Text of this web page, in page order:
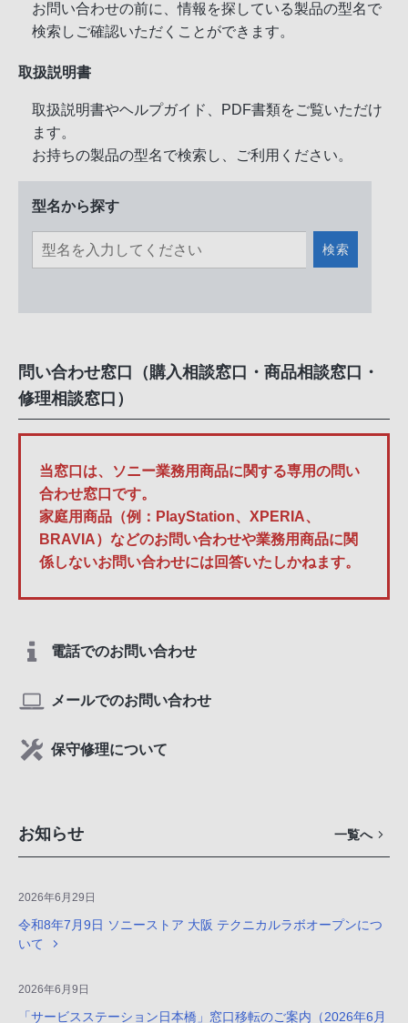
お問い合わせの前に、情報を探している製品の型名で
検索しご確認いただくことができます。
取扱説明書
取扱説明書やヘルプガイド、PDF書類をご覧いただけ
ます。
お持ちの製品の型名で検索し、ご利用ください。
型名から探す
検索
問い合わせ窓口（購入相談窓口・商品相談窓口・
修理相談窓口）
当窓口は、ソニー業務用商品に関する専用の問い
合わせ窓口です。
家庭用商品（例：PlayStation、XPERIA、
BRAVIA）などのお問い合わせや業務用商品に関
係しないお問い合わせには回答いたしかねます。
電話でのお問い合わせ
メールでのお問い合わせ
保守修理について
お知らせ 一覧へ
2026年6月29日
令和8年7月9日 ソニーストア 大阪 テクニカルラボオープンにつ
いて
2026年6月9日
「サービスステーション日本橋」窓口移転のご案内（2026年6月